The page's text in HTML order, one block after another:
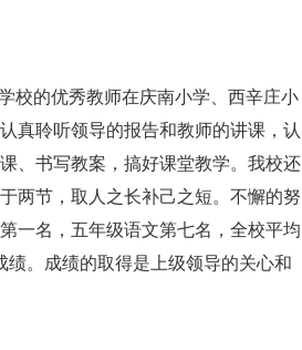
校的优秀教师在庆南小学、西辛庄小
真聆听领导的报告和教师的讲课，认
、书写教案，搞好课堂教学。我校还
两节，取人之长补己之短。不懈的努
一名，五年级语文第七名，全校平均
绩。成绩的取得是上级领导的关心和